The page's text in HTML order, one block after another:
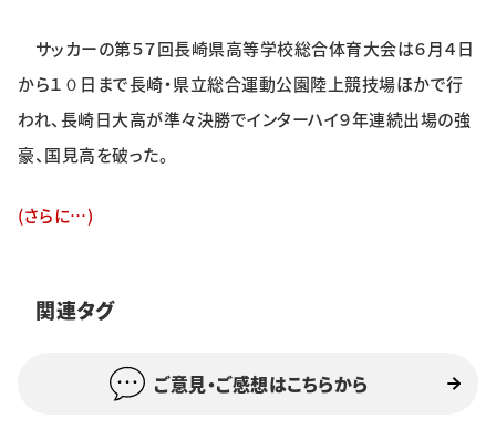
スポーツ
イベント
購読 日大文芸賞
サッカーの第５７回長崎県高等学校総合体育大会は６月４日
から１０日まで長崎・県立総合運動公園陸上競技場ほかで行
われ、長崎日大高が準々決勝でインターハイ９年連続出場の強
豪、国見高を破った。
(さらに…)
関連タグ
ご意見・ご感想はこちらから